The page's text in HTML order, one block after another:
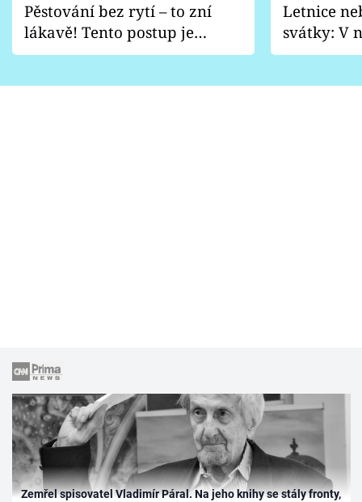
Pěstování bez rytí – to zní
lákavě! Tento postup je
vhodný jen pro některé
Letnice
svátky: V
pondělí
Zemřel spisovatel Vladimír Páral. Na jeho knihy se stály fronty,